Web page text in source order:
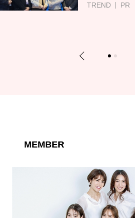
TREND
PR
Previous 1 2
MEMBER